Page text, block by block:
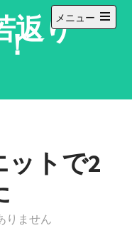
返りメニュー
メ
ットで2
りません